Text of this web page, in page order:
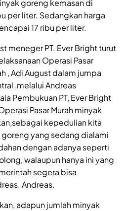
goreng kemasan di
per liter. Sedangkan harga
17 ribu per liter.
meneger PT. Ever Bright turut
Operasi Pasar
, Adi August dalam jumpa
,melalui Andreas
Pembukuan PT, Ever Bright
Pasar Murah minyak
kepedulian kita
goreng yang sedang dialami
dengan adanya seperti
walaupun hanya ini yang
segera bisa
Andreas.
adapun jumlah minyak